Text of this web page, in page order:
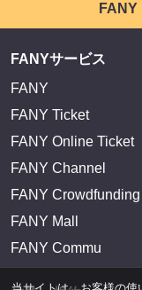
FANY
FANYサービス
FANY
FANY Ticket
FANY Online Ticket
FANY Channel
FANY Crowdfunding
FANY Mall
FANY Commu